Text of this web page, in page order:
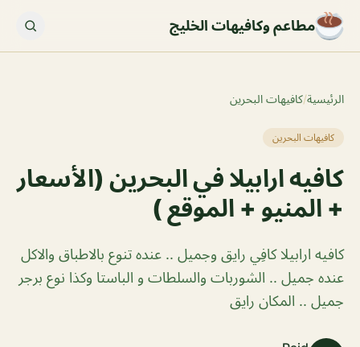
مطاعم وكافيهات الخليج
الرئيسية/كافيهات البحرين
كافيهات البحرين
كافيه ارابيلا في البحرين (الأسعار
+ المنيو + الموقع )
كافيه ارابيلا كافِي رايق وجميل .. عنده تنوع بالاطباق والاكل
عنده جميل .. الشوربات والسلطات و الباستا وكذا نوع برجر
جميل .. المكان رايق